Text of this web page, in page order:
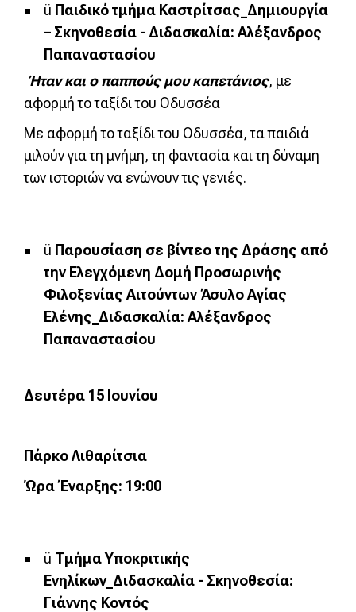
ü Παιδικό τμήμα Καστρίτσας_Δημιουργία
– Σκηνοθεσία - Διδασκαλία: Αλέξανδρος
Παπαναστασίου
Ήταν και ο παππούς μου καπετάνιος, με
αφορμή το ταξίδι του Οδυσσέα
Με αφορμή το ταξίδι του Οδυσσέα, τα παιδιά
μιλούν για τη μνήμη, τη φαντασία και τη δύναμη
των ιστοριών να ενώνουν τις γενιές.
ü Παρουσίαση σε βίντεο της Δράσης από
την Ελεγχόμενη Δομή Προσωρινής
Φιλοξενίας Αιτούντων Άσυλο Αγίας
Ελένης_Διδασκαλία: Αλέξανδρος
Παπαναστασίου
Δευτέρα 15 Ιουνίου
Πάρκο Λιθαρίτσια
Ώρα Έναρξης: 19:00
ü Τμήμα Υποκριτικής
Ενηλίκων_Διδασκαλία - Σκηνοθεσία:
Γιάννης Κοντός